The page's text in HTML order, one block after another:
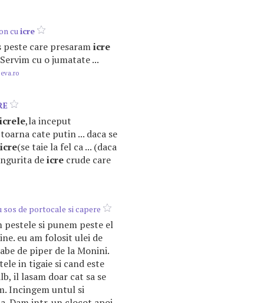
cuicre
care presaramicre
cu o jumatate ...
icrele,la inceput
cate putin ... daca se
icre(se taie la fel ca ... (daca
deicre crude care
sos de portocale si capere
pestele si punem peste el
eu am folosit ulei de
de piper de la Monini.
in tigaie si cand este
il lasam doar cat sa se
Incingem untul si